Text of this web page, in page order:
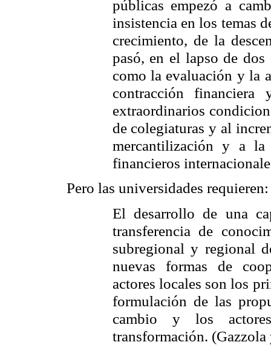
públicas empezó a
insistencia en los temas
crecimiento, de la
pasó, en el lapso de dos
como la evaluación y la
contracción
extraordinarios
de colegiaturas y al
mercantilización y a la
financieros
Pero las universidades requieren:
El desarrollo de una
transferencia de
subregional y regional
nuevas formas de
actores locales son los
formulación de las
cambio y los
transformación.